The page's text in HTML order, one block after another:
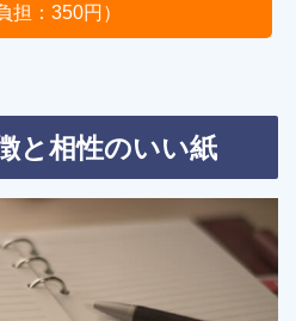
担：350円）
と相性のいい紙